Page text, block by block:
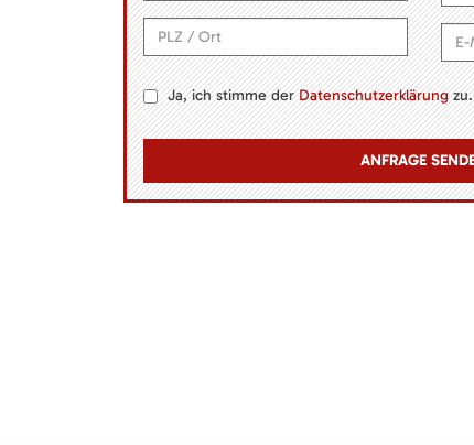
Ja, ich stimme derDatenschutzerklärungzu.